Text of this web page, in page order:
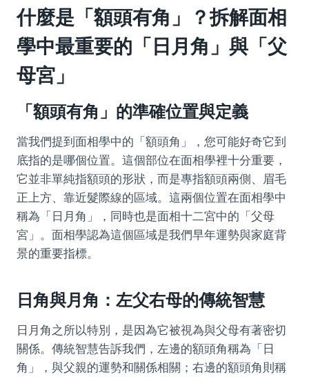
什麼是「額頭有角」？拆解面相
學中最重要的「日月角」與「父
母宮」
「額頭有角」的準確位置與定義
當我們提到面相學中的「額頭角」，您可能好奇它到
底指的是哪個位置。這個部位在面相學裡十分重要，
它並非單純指額頭的形狀，而是專指額頭兩側、眉毛
正上方、靠近髮際線的區域。這兩個位置在面相學中
稱為「日月角」，同時也是面相十二宮中的「父母
宮」。面相學認為這個區域是我們早年運勢與家庭背
景的重要指標。
日角與月角：左父右母的傳統智慧
日月角之所以特別，是因為它被視為與父母有著密切
關係。傳統智慧告訴我們，左邊的額頭角稱為「日
角」，與父親的運勢和關係相關；右邊的額頭角則稱